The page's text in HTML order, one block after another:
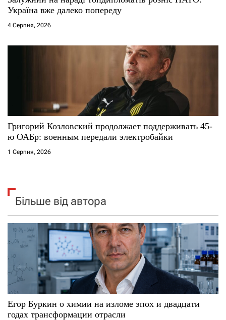
Україна вже далеко попереду
4 Серпня, 2026
Григорий Козловский продолжает поддерживать 45-
ю ОАБр: военным передали электробайки
1 Серпня, 2026
Більше від автора
Егор Буркин о химии на изломе эпох и двадцати
годах трансформации отрасли